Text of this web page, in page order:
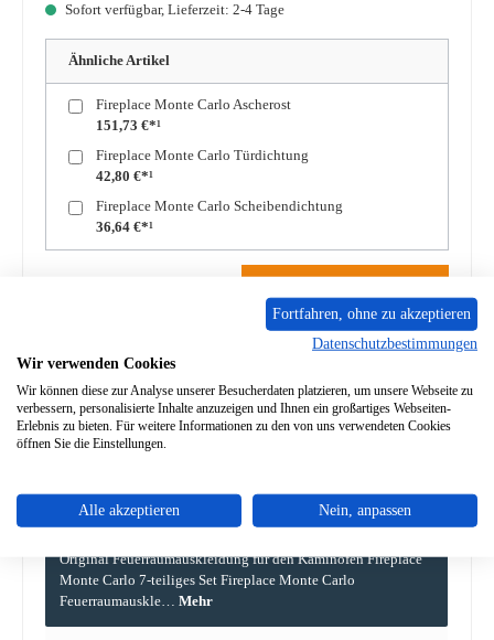
Sofort verfügbar, Lieferzeit: 2-4 Tage
Ähnliche Artikel
Fireplace Monte Carlo Ascherost
151,73 €*¹
Fireplace Monte Carlo Türdichtung
42,80 €*¹
Fireplace Monte Carlo Scheibendichtung
36,64 €*¹
Frage zum Produkt
Beschreibung
Original Feuerraumauskleidung für den Kaminofen Fireplace
Monte Carlo 7-teiliges Set Fireplace Monte Carlo
Feuerraumauskle… Mehr
Fortfahren, ohne zu akzeptieren
Datenschutzbestimmungen
Wir verwenden Cookies
Wir können diese zur Analyse unserer Besucherdaten platzieren, um unsere Webseite zu
verbessern, personalisierte Inhalte anzuzeigen und Ihnen ein großartiges Webseiten-
Erlebnis zu bieten. Für weitere Informationen zu den von uns verwendeten Cookies
öffnen Sie die Einstellungen.
Alle akzeptieren Nein, anpassen